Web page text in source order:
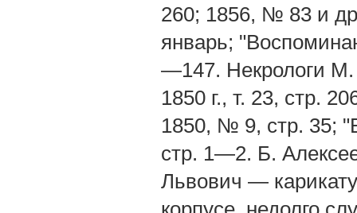
260; 1856, № 83 и
январь;
—147. Некрологи
1850 г., т. 23, стр.
1850, № 9, стр. 35;
стр. 1—2. Б.
Львович —